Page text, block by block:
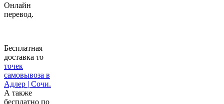
Онлайн
перевод.
Бесплатная
доставка то
точек
самовывоза в
Адлер | Сочи.
А также
бесплатно по